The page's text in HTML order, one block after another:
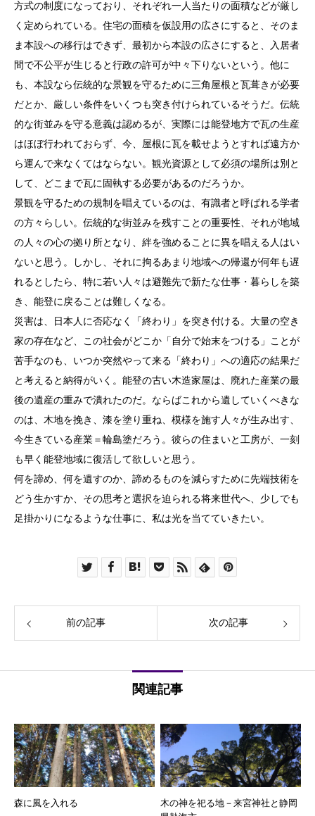
方式の制度になっており、それぞれ一人当たりの面積などが厳し
く定められている。住宅の面積を仮設用の広さにすると、そのま
ま本設への移行はできず、最初から本設の広さにすると、入居者
間で不公平が生じると行政の許可が中々下りないという。他に
も、本設なら伝統的な景観を守るために三角屋根と瓦葺きが必要
だとか、厳しい条件をいくつも突き付けられているそうだ。伝統
的な街並みを守る意義は認めるが、実際には能登地方で瓦の生産
はほぼ行われておらず、今、屋根に瓦を載せようとすれば遠方か
ら運んで来なくてはならない。観光資源として必須の場所は別と
して、どこまで瓦に固執する必要があるのだろうか。
景観を守るための規制を唱えているのは、有識者と呼ばれる学者
の方々らしい。伝統的な街並みを残すことの重要性、それが地域
の人々の心の拠り所となり、絆を強めることに異を唱える人はい
ないと思う。しかし、それに拘るあまり地域への帰還が何年も遅
れるとしたら、特に若い人々は避難先で新たな仕事・暮らしを築
き、能登に戻ることは難しくなる。
災害は、日本人に否応なく「終わり」を突き付ける。大量の空き
家の存在など、この社会がどこか「自分で始末をつける」ことが
苦手なのも、いつか突然やって来る「終わり」への適応の結果だ
と考えると納得がいく。能登の古い木造家屋は、廃れた産業の最
後の遺産の重みで潰れたのだ。ならばこれから遺していくべきな
のは、木地を挽き、漆を塗り重ね、模様を施す人々が生み出す、
今生きている産業＝輪島塗だろう。彼らの住まいと工房が、一刻
も早く能登地域に復活して欲しいと思う。
何を諦め、何を遺すのか、諦めるものを減らすために先端技術を
どう生かすか、その思考と選択を迫られる将来世代へ、少しでも
足掛かりになるような仕事に、私は光を当てていきたい。
前の記事 次の記事
関連記事
森に風を入れる
木の神を祀る地－来宮神社と静岡